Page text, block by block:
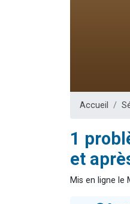
Accueil
1
et
Mis en ligne le